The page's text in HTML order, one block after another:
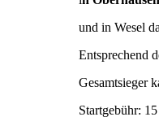
und in Wesel
Entsprechend
Gesamtsieger
Startgebühr: